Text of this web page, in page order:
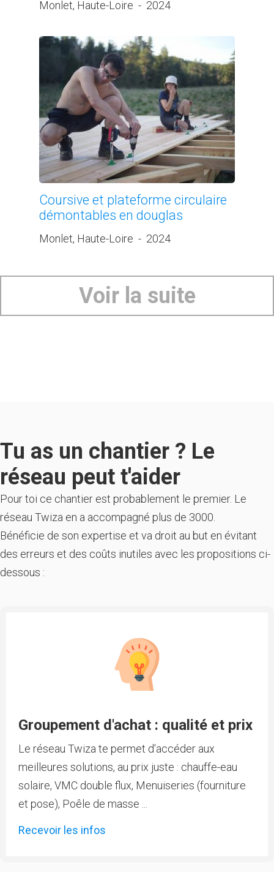
Monlet, Haute-Loire - 2024
Coursive et plateforme circulaire
démontables en douglas
Monlet, Haute-Loire - 2024
Voir la suite
Tu as un chantier ? Le
réseau peut t'aider
Pour toi ce chantier est probablement le premier. Le
réseau Twiza en a accompagné plus de 3000.
Bénéficie de son expertise et va droit au but en évitant
des erreurs et des coûts inutiles avec les propositions ci-
dessous :
Groupement d'achat : qualité et prix
Le réseau Twiza te permet d'accéder aux
meilleures solutions, au prix juste : chauffe-eau
solaire, VMC double flux, Menuiseries (fourniture
et pose), Poêle de masse ...
Recevoir les infos